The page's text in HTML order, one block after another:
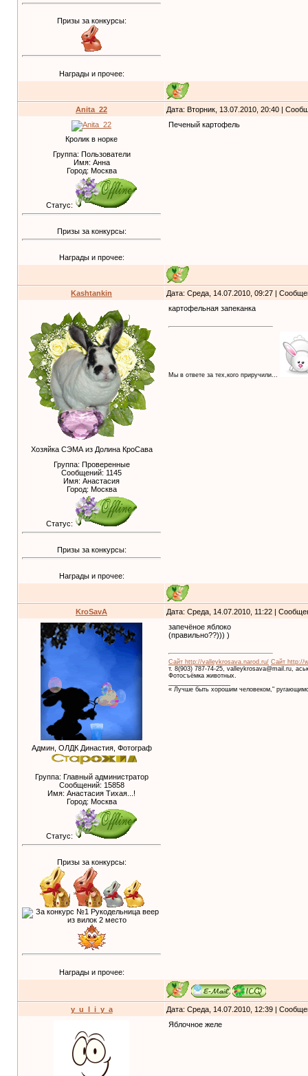
Призы за конкурсы:
Награды и прочее:
Anita_22 Дата: Вторник, 13.07.2010, 20:40 |
Кролик в норке
Группа: Пользователи
Имя: Анна
Город: Москва
Статус:
Призы за конкурсы:
Награды и прочее:
Печеный картофель
Kashtankin Дата: Среда, 14.07.2010, 09:27 |
Хозяйка СЭМА из Долина КроСава
Группа: Проверенные
Сообщений: 1145
Имя: Анастасия
Город: Москва
Статус:
Призы за конкурсы:
Награды и прочее:
картофельная запеканка
Мы в ответе за тех,кого приручили...
KroSavA Дата: Среда, 14.07.2010, 11:22 |
Админ, ОЛДК Династия, Фотограф
Группа: Главный администратор
Сообщений: 15858
Имя: Анастасия Тихая...!
Город: Москва
Статус:
Призы за конкурсы:
Награды и прочее:
запечёное яблоко
(правильно??))) )
Сайт http://valleykrosava.narod.ru/ Сайт http://
т. 8(903) 787-74-25, valleykrosava@mail.ru,
Фотосъёмка животных.
« Лучше быть хорошим человеком,"
y_u_l_i_y_a Дата: Среда, 14.07.2010, 12:39 |
Яблочное желе